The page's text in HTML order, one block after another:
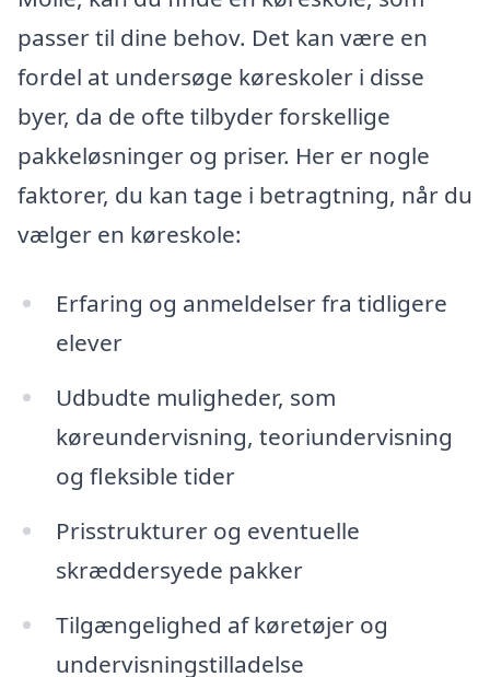
passer til dine behov. Det kan være en
fordel at undersøge køreskoler i disse
byer, da de ofte tilbyder forskellige
pakkeløsninger og priser. Her er nogle
faktorer, du kan tage i betragtning, når du
vælger en køreskole:
Erfaring og anmeldelser fra tidligere
elever
Udbudte muligheder, som
køreundervisning, teoriundervisning
og fleksible tider
Prisstrukturer og eventuelle
skræddersyede pakker
Tilgængelighed af køretøjer og
undervisningstilladelse